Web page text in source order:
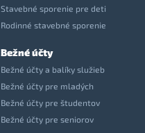
Stavebné sporenie pre deti
Rodinné stavebné sporenie
Bežné účty
Bežné účty a balíky služieb
Bežné účty pre mladých
Bežné účty pre študentov
Bežné účty pre seniorov